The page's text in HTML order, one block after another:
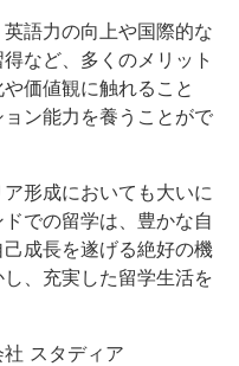
語力の向上や国際的な
など、多くのメリット
価値観に触れること
ン能力を養うことがで
形成においても大いに
での留学は、豊かな自
成長を遂げる絶好の機
、充実した留学生活を
スタディア